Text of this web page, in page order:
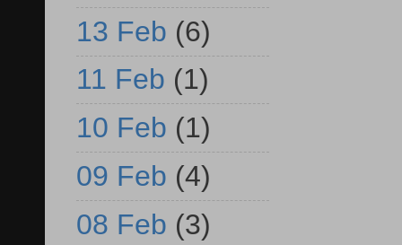
13 Feb (6)
11 Feb (1)
10 Feb (1)
09 Feb (4)
08 Feb (3)